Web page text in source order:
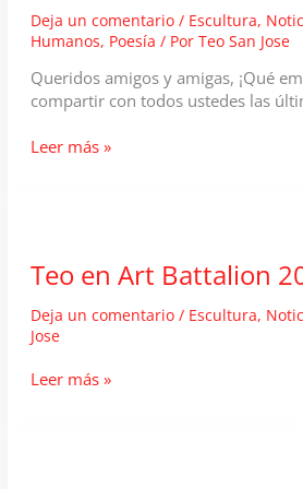
Art
&
Culture
Deja un comentario / Escultura,
Humanos, Poesía / Por Teo San Jose
Queridos amigos y amigas, ¡Qué
compartir con todos ustedes las
Esculpiendo
a
Venecia
Leer más »
Teo en Art Battalion
Deja un comentario / Escultura,
Jose
Teo
Leer más »